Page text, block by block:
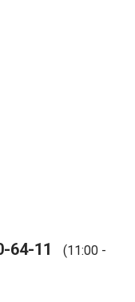
64-11
(11:00 -